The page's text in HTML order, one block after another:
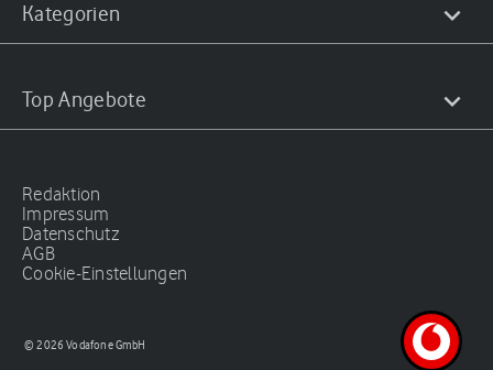
Kategorien
Top Angebote
Redaktion
Impressum
Datenschutz
AGB
Cookie-Einstellungen
© 2026 Vodafone GmbH